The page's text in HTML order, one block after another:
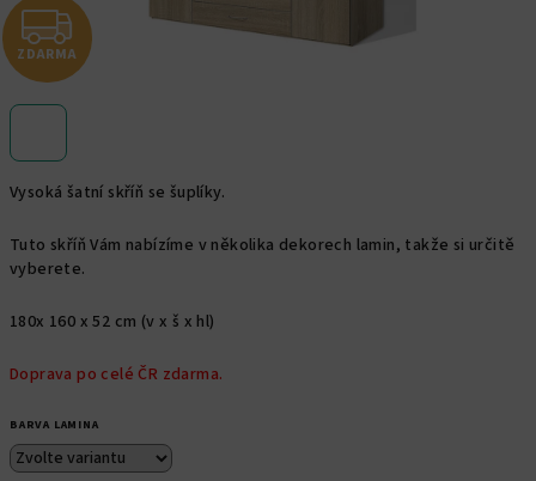
Vysoká šatní skříň se šuplíky.
Tuto skříň Vám nabízíme v několika dekorech lamin, takže si určitě
vyberete.
180x 160 x 52 cm (v x š x hl)
Doprava po celé ČR zdarma.
BARVA LAMINA
Z
D
R
M
A
ZDARMA